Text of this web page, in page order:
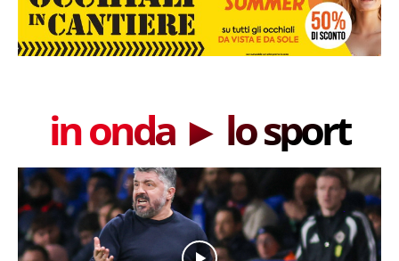
in onda ► lo sport